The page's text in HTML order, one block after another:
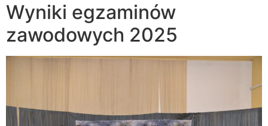
Wyniki egzaminów
zawodowych 2025